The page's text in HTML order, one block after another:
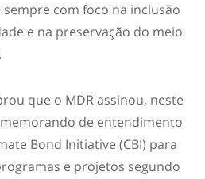
sempre com foco na inclusão
e na preservação do meio
que o MDR assinou, neste
de entendimento
Bond Initiative (CBI) para
e projetos segundo